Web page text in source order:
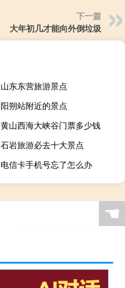
下一篇
大年初几才能向外倒垃圾
山东东营旅游景点
阳朔站附近的景点
黄山西海大峡谷门票多少钱
石岩旅游必去十大景点
电信卡手机号忘了怎么办
☚